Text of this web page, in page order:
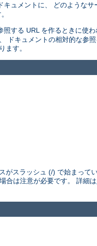
ュメントに、 どのようなサ
する URL を作るときに使
ドキュメントの相対的な参
ます。
がスラッシュ (/) で始まって
合は注意が必要です。 詳細は